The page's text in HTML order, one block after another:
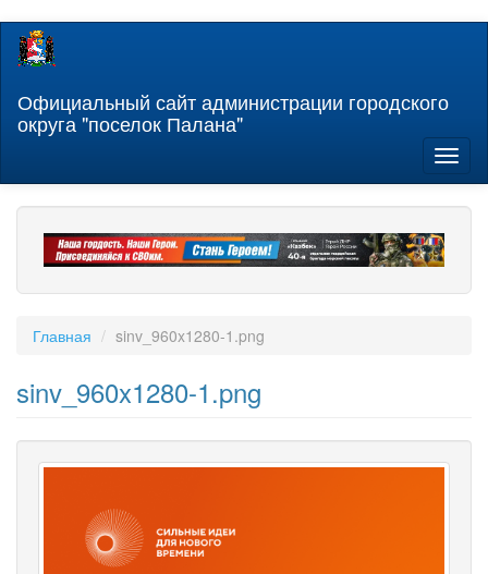
Перейти
содержанию
Официальный сайт администрации городского
округа "поселок Палана"
Главная sinv_960x1280-1.png
sinv_960x1280-1.png